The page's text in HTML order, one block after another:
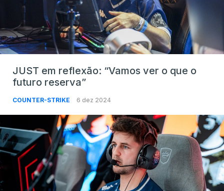
JUST em reflexão: “Vamos ver o que o
futuro reserva”
COUNTER-STRIKE 6 dez 2024